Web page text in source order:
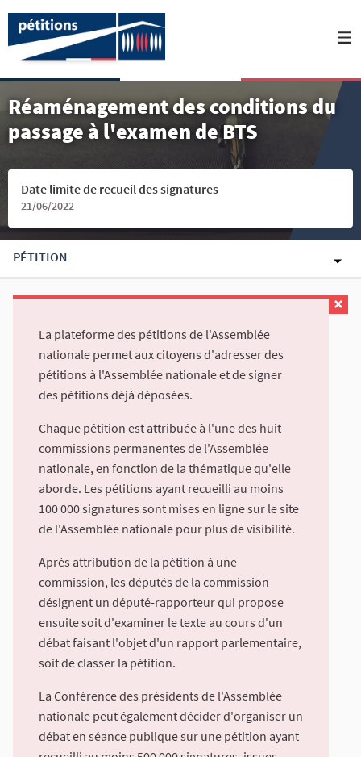
Réaménagement des conditions du
passage à l'examen de BTS
Date limite de recueil des signatures
21/06/2022
PÉTITION
La plateforme des pétitions de l'Assemblée
nationale permet aux citoyens d'adresser des
pétitions à l'Assemblée nationale et de signer
des pétitions déjà déposées.
Chaque pétition est attribuée à l'une des huit
commissions permanentes de l'Assemblée
nationale, en fonction de la thématique qu'elle
aborde. Les pétitions ayant recueilli au moins
100 000 signatures sont mises en ligne sur le site
de l'Assemblée nationale pour plus de visibilité.
Après attribution de la pétition à une
commission, les députés de la commission
désignent un député-rapporteur qui propose
ensuite soit d'examiner le texte au cours d'un
débat faisant l'objet d'un rapport parlementaire,
soit de classer la pétition.
La Conférence des présidents de l'Assemblée
nationale peut également décider d'organiser un
débat en séance publique sur une pétition ayant